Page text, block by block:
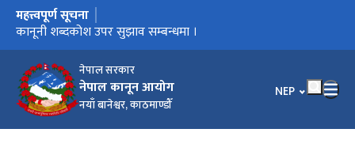
नेपाल सरकार
नेपाल कानून आयोग
नयाँ बानेश्वर, काठमाण्डौँ
भाषा चयन गर्नुहोस्
NEP
मुख्य नेभिगेसनमा जानुहोस्
महत्त्वपूर्ण सूचना
कार्यालय स्थानान्तरण भएको सूचना ।
कानूनी शब्दकोश उपर सुझाव सम्बन्धमा ।
कानूनी शब्दकोश